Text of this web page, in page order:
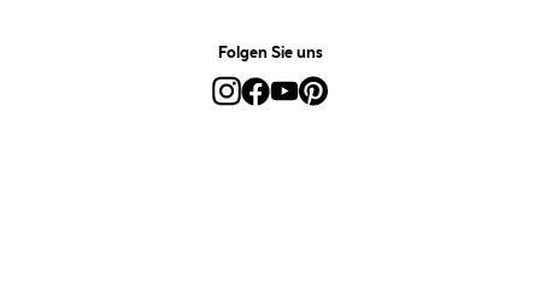
Folgen Sie uns